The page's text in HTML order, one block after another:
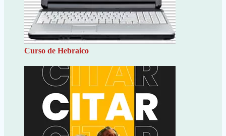
Curso de Hebraico